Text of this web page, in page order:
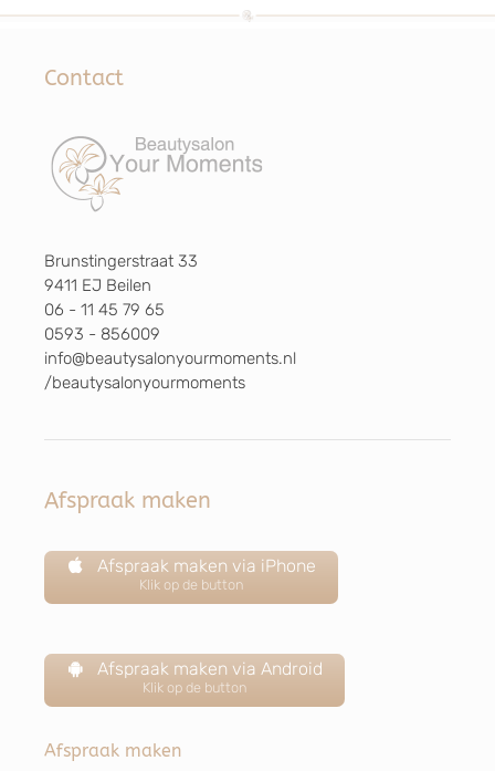
Contact
Brunstingerstraat 33
9411 EJ Beilen
06 - 11 45 79 65
0593 - 856009
info@beautysalonyourmoments.nl
/beautysalonyourmoments
Afspraak maken
Afspraak maken via iPhone
Klik op de button
Afspraak maken via Android
Klik op de button
Afspraak maken